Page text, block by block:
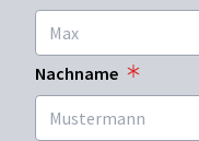
Nachname